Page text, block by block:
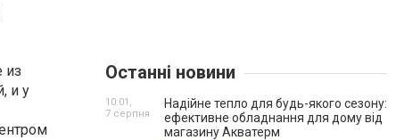
из
и у
Останні новини
Надійне тепло для будь-якого сезону:
ефективне обладнання для дому від
магазину Акватерм
10:01,
7 серпня